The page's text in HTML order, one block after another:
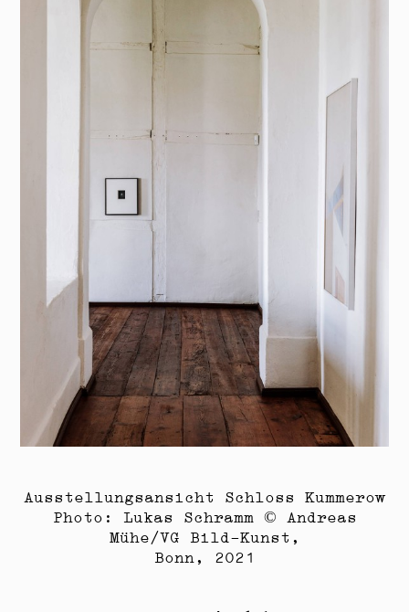
Ausstellungsansicht Schloss Kummerow
Photo: Lukas Schramm © Andreas
Mühe/VG Bild-Kunst,
Bonn, 2021